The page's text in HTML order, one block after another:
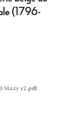
(1796-
Mazy v2.pdf